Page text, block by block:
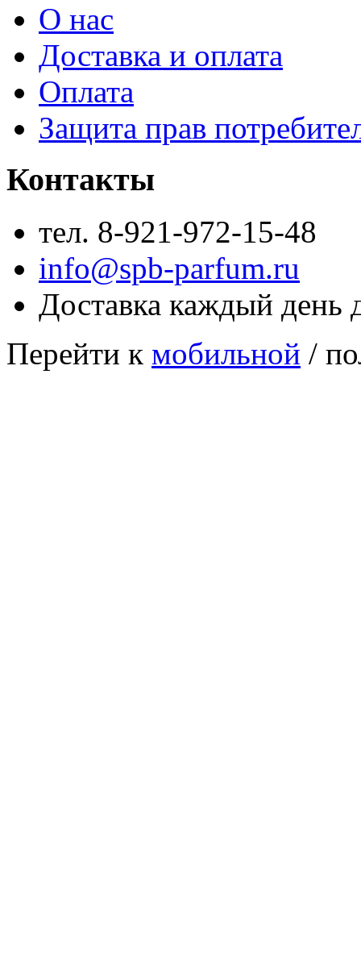
О нас
Доставка и оплата
Оплата
Защита прав
Контакты
тел. 8-921-972-15-48
info@spb-parfum.ru
Доставка каждый день
Перейти к мобильной /